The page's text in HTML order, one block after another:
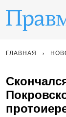
ГЛАВНАЯ